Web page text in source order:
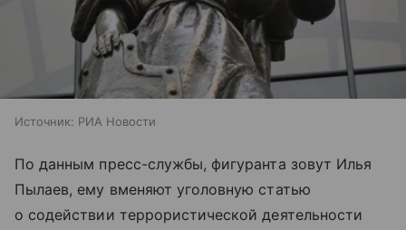
Источник: РИА Новости
По данным пресс-службы, фигуранта зовут Илья
Пылаев, ему вменяют уголовную статью
о содействии террористической деятельности